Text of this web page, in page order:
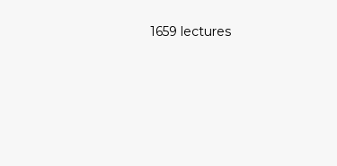
1659 lectures